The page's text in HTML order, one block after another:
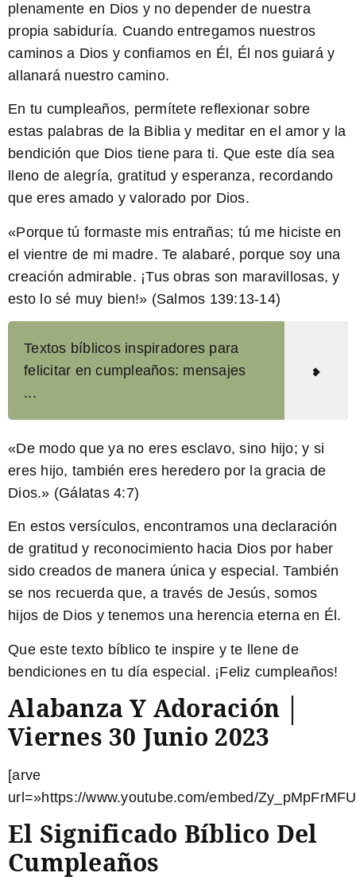
plenamente en Dios y no depender de nuestra
propia sabiduría. Cuando entregamos nuestros
caminos a Dios y confiamos en Él, Él nos guiará y
allanará nuestro camino.
En tu cumpleaños, permítete reflexionar sobre
estas palabras de la Biblia y meditar en el amor y la
bendición que Dios tiene para ti. Que este día sea
lleno de alegría, gratitud y esperanza, recordando
que eres amado y valorado por Dios.
«Porque tú formaste mis entrañas; tú me hiciste en
el vientre de mi madre. Te alabaré, porque soy una
creación admirable. ¡Tus obras son maravillosas, y
esto lo sé muy bien!» (Salmos 139:13-14)
Textos bíblicos inspiradores para
felicitar en cumpleaños: mensajes
...
«De modo que ya no eres esclavo, sino hijo; y si
eres hijo, también eres heredero por la gracia de
Dios.» (Gálatas 4:7)
En estos versículos, encontramos una declaración
de gratitud y reconocimiento hacia Dios por haber
sido creados de manera única y especial. También
se nos recuerda que, a través de Jesús, somos
hijos de Dios y tenemos una herencia eterna en Él.
Que este texto bíblico te inspire y te llene de
bendiciones en tu día especial. ¡Feliz cumpleaños!
Alabanza Y Adoración │
Viernes 30 Junio 2023
[arve
url=»https://www.youtube.com/embed/
El Significado Bíblico Del
Cumpleaños